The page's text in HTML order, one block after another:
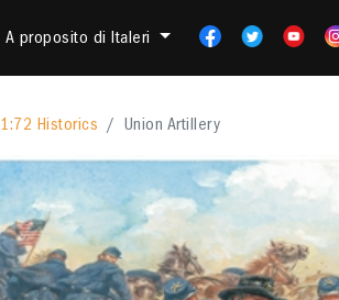
A proposito di Italeri
1:72 Historics Union Artillery